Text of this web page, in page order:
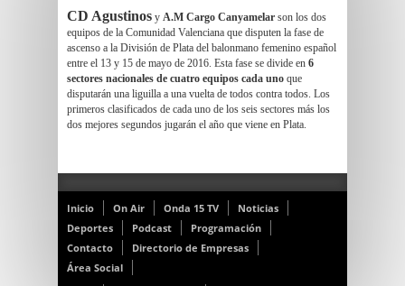
CD Agustinos y A.M Cargo Canyamelar son los dos
equipos de la Comunidad Valenciana que disputen la fase de
ascenso a la División de Plata del balonmano femenino español
entre el 13 y 15 de mayo de 2016. Esta fase se divide en 6
sectores nacionales de cuatro equipos cada uno que
disputarán una liguilla a una vuelta de todos contra todos. Los
primeros clasificados de cada uno de los seis sectores más los
dos mejores segundos jugarán el año que viene en Plata.
Inicio On Air Onda 15 TV
Noticias
Deportes
Podcast
Programación
Contacto
Directorio de Empresas
Área Social